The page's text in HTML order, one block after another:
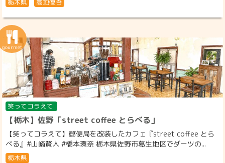
栃木県 髙地優吾
笑ってコラえて!
【栃木】佐野「street coffee とらべる」
【笑ってコラえて】郵便局を改装したカフェ『street coffee とら
べる』#山崎賢人 #橋本環奈 栃木県佐野市葛生地区でダーツの...
栃木県